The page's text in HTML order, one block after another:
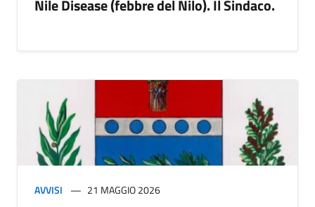
Nile Disease (febbre del Nilo). Il Sindaco.
AVVISI 21 MAGGIO 2026